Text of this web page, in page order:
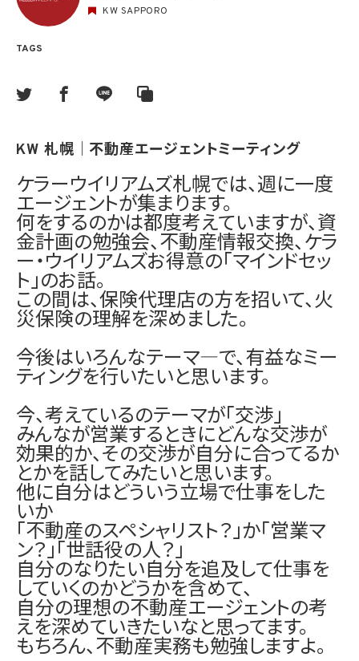
TAGS
KW SAPPORO
KW 札幌｜不動産エージェントミーティング
ケラーウイリアムズ札幌では、週に一度
エージェントが集まります。
何をするのかは都度考えていますが、資
金計画の勉強会、不動産情報交換、ケラ
ー・ウイリアムズお得意の「マインドセッ
ト」のお話。
この間は、保険代理店の方を招いて、火
災保険の理解を深めました。
今後はいろんなテーマ―で、有益なミー
ティングを行いたいと思います。
今、考えているのテーマが「交渉」
みんなが営業するときにどんな交渉が
効果的か、その交渉が自分に合ってるか
とかを話してみたいと思います。
他に自分はどういう立場で仕事をした
いか
「不動産のスペシャリスト？」か「営業マ
ン？」「世話役の人？」
自分のなりたい自分を追及して仕事を
していくのかどうかを含めて、
自分の理想の不動産エージェントの考
えを深めていきたいなと思ってます。
もちろん、不動産実務も勉強しますよ。